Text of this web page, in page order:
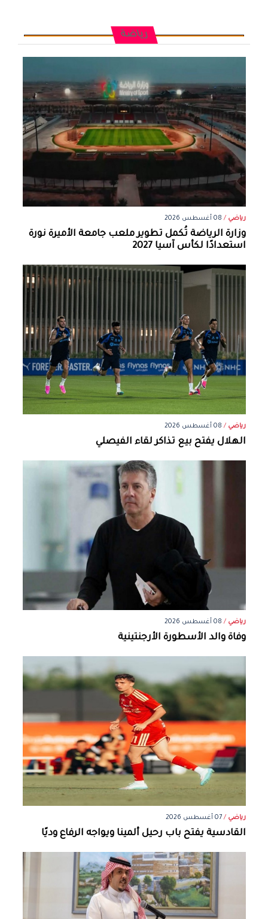
رياضة
رياضي / 08 أغسطس 2026
وزارة الرياضة تُكمل تطوير ملعب جامعة الأميرة نورة
استعدادًا لكأس آسيا 2027
رياضي / 08 أغسطس 2026
الهلال يفتح بيع تذاكر لقاء الفيصلي
رياضي / 08 أغسطس 2026
وفاة والد الأسطورة الأرجنتينية
رياضي /07 أغسطس 2026
القادسية يفتح باب رحيل ألمينا ويواجه الرفاع وديًا